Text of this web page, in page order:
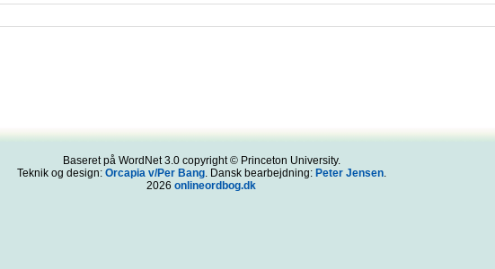
Baseret på WordNet 3.0 copyright © Princeton University.
Teknik og design: Orcapia v/Per Bang. Dansk bearbejdning: Peter Jensen.
2026 onlineordbog.dk